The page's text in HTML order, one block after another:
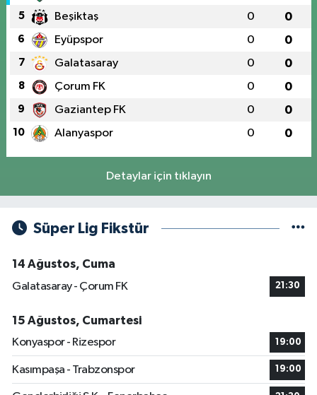
5 Beşiktaş 0 0
6 Eyüpspor 0 0
7 Galatasaray 0 0
8 Çorum FK 0 0
9 Gaziantep FK 0 0
10 Alanyaspor 0 0
Detaylar için tıklayın
Süper Lig Fikstür
14 Ağustos, Cuma
Galatasaray - Çorum FK
21:30
15 Ağustos, Cumartesi
Konyaspor - Rizespor
19:00
Kasımpaşa - Trabzonspor 19:00